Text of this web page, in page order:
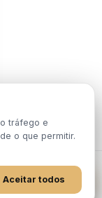
19 de Dezembro de
tráfego e
o que permitir.
Aceitar todos